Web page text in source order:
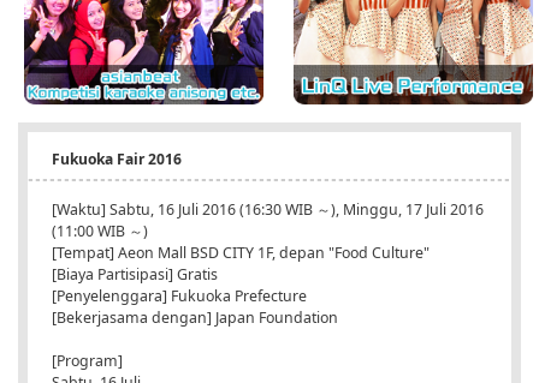
Fukuoka Fair 2016
[Waktu] Sabtu, 16 Juli 2016 (16:30 WIB ～), Minggu, 17 Juli 2016
(11:00 WIB ～)
[Tempat] Aeon Mall BSD CITY 1F, depan "Food Culture"
[Biaya Partisipasi] Gratis
[Penyelenggara] Fukuoka Prefecture
[Bekerjasama dengan] Japan Foundation
[Program]